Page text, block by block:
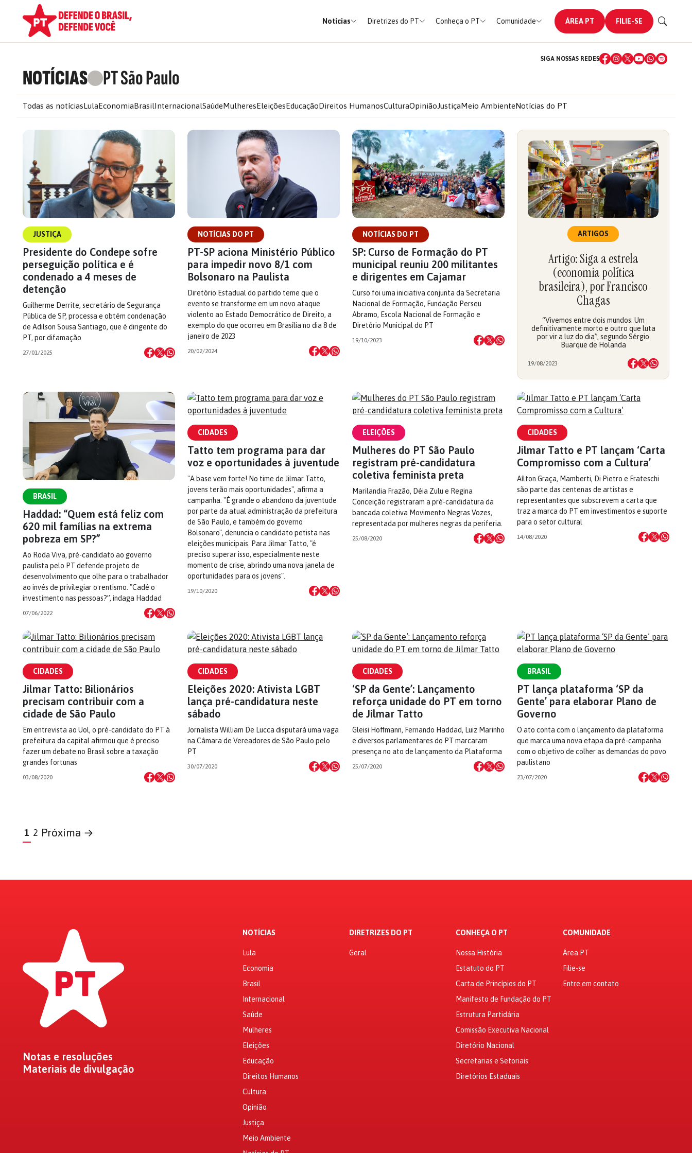
Notícias Diretrizes do PT Conheça o PT Comunidade ÁREA PT FILIE-SE
NOTÍCIAS PT São Paulo
SIGA NOSSAS REDES
Todas as notíciasLulaEconomiaBrasilInternacionalSaúdeMulheresEleiçõesEducaçãoDireitos HumanosCulturaOpiniãoJustiçaMeio AmbienteNotícias do PT
JUSTIÇA
Presidente do Condepe sofre
perseguição política e é
condenado a 4 meses de
detenção
Guilherme Derrite, secretário de Segurança
Pública de SP, processa e obtém condenação
de Adilson Sousa Santiago, que é dirigente do
PT, por difamação
27/01/2025
NOTÍCIAS DO PT
PT-SP aciona Ministério Público
para impedir novo 8/1 com
Bolsonaro na Paulista
Diretório Estadual do partido teme que o
evento se transforme em um novo ataque
violento ao Estado Democrático de Direito, a
exemplo do que ocorreu em Brasília no dia 8 de
janeiro de 2023
20/02/2024
NOTÍCIAS DO PT
SP: Curso de Formação do PT
municipal reuniu 200 militantes
e dirigentes em Cajamar
Curso foi uma iniciativa conjunta da Secretaria
Nacional de Formação, Fundação Perseu
Abramo, Escola Nacional de Formação e
Diretório Municipal do PT
19/10/2023
ARTIGOS
Artigo: Siga a estrela
(economia política
brasileira), por Francisco
Chagas
“Vivemos entre dois mundos: Um
definitivamente morto e outro que luta
por vir a luz do dia”, segundo Sérgio
Buarque de Holanda
19/08/2023
BRASIL
Haddad: “Quem está feliz com
620 mil famílias na extrema
pobreza em SP?”
Ao Roda Viva, pré-candidato ao governo
paulista pelo PT defende projeto de
desenvolvimento que olhe para o trabalhador
ao invés de privilegiar o rentismo. "Cadê o
investimento nas pessoas?”, indaga Haddad
07/06/2022
CIDADES
Tatto tem programa para dar
voz e oportunidades à juventude
"A base vem forte! No time de Jilmar Tatto,
jovens terão mais oportunidades", afirma a
campanha. "É grande o abandono da juventude
por parte da atual administração da prefeitura
de São Paulo, e também do governo
Bolsonaro", denuncia o candidato petista nas
eleições municipais. Para Jilmar Tatto, "é
preciso superar isso, especialmente neste
momento de crise, abrindo uma nova janela de
oportunidades para os jovens".
19/10/2020
ELEIÇÕES
Mulheres do PT São Paulo
registram pré-candidatura
coletiva feminista preta
Marilandia Frazão, Déia Zulu e Regina
Conceição registraram a pré-candidatura da
bancada coletiva Movimento Negras Vozes,
representada por mulheres negras da periferia.
25/08/2020
CIDADES
Jilmar Tatto e PT lançam ‘Carta
Compromisso com a Cultura’
Aílton Graça, Mamberti, Di Pietro e Frateschi
são parte das centenas de artistas e
representantes que subscrevem a carta que
traz a marca do PT em investimentos e suporte
para o setor cultural
14/08/2020
CIDADES
Jilmar Tatto: Bilionários
precisam contribuir com a
cidade de São Paulo
Em entrevista ao Uol, o pré-candidato do PT à
prefeitura da capital afirmou que é preciso
fazer um debate no Brasil sobre a taxação
grandes fortunas
03/08/2020
CIDADES
Eleições 2020: Ativista LGBT
lança pré-candidatura neste
sábado
Jornalista William De Lucca disputará uma vaga
na Câmara de Vereadores de São Paulo pelo
PT
30/07/2020
CIDADES
‘SP da Gente’: Lançamento
reforça unidade do PT em torno
de Jilmar Tatto
Gleisi Hoffmann, Fernando Haddad, Luiz Marinho
e diversos parlamentares do PT marcaram
presença no ato de lançamento da Plataforma
25/07/2020
BRASIL
PT lança plataforma ‘SP da
Gente’ para elaborar Plano de
Governo
O ato conta com o lançamento da plataforma
que marca uma nova etapa da pré-campanha
com o objetivo de colher as demandas do povo
paulistano
23/07/2020
1 2 Próxima →
Notas e resoluções
Materiais de divulgação
NOTÍCIAS
Lula
Economia
Brasil
Internacional
Saúde
Mulheres
Eleições
Educação
Direitos Humanos
Cultura
Opinião
Justiça
Meio Ambiente
DIRETRIZES DO PT
Geral
CONHEÇA O PT
Nossa História
Estatuto do PT
Carta de Princípios do PT
Manifesto de Fundação do PT
Estrutura Partidária
Comissão Executiva Nacional
Diretório Nacional
Secretarias e Setoriais
Diretórios Estaduais
COMUNIDADE
Área PT
Filie-se
Entre em contato